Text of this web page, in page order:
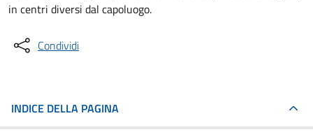
in centri diversi dal capoluogo.
Condividi
INDICE DELLA PAGINA